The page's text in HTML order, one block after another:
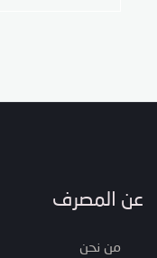
عن المصرف
من نحن